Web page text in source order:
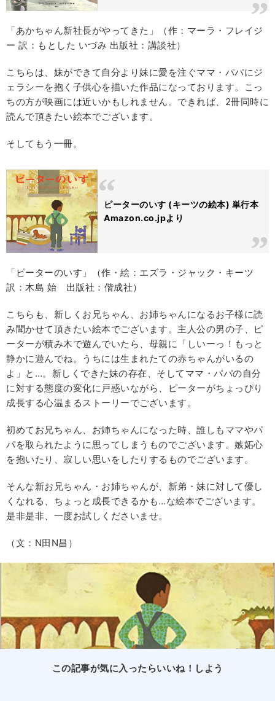
「あかちゃん新社長がやってきた」（作：マーラ・フレイジ
ー 訳：もとした いづみ 出版社：講談社）
こちらは、妹ができて自分より妹に愛を注ぐママ・パパにジ
ェラシーを抱く子供心を描いた作品になっております。こっ
ちの方が映画には近いかもしれません。できれば、2冊同時に
読んで頂きたい絵本でございます。
そしてもう一冊。
ピーターのいす (キーツの絵本) 単行本
Amazon.co.jpより
「ピーターのいす」（作・絵：エズラ・ジャック・キーツ
訳：木島 始 出版社：偕成社）
こちらも、新しくお兄ちゃん、お姉ちゃんになるお子様に読
み聞かせて頂きたい絵本でございます。主人公の男の子、ピ
ーターが積み木で遊んでいたら、母親に「しいーっ！もっと
静かに遊んでね。うちには生まれたての赤ちゃんがいるの
よ」と…。新しくできた妹の存在、そしてママ・パパの自分
に対する態度の変化に戸惑いながら、ピーターがちょっぴり
成長する心温まるストーリーでございます。
初めてお兄ちゃん、お姉ちゃんになった時、誰しもママやパ
パを取られたように思ってしまうものでございます。嫉妬心
を抱いたり、寂しい思いをしたりするものでございます。
そんな新お兄ちゃん・お姉ちゃんが、新弟・妹に対して優し
くなれる、ちょっと成長できるかも…な絵本でございます。
是非是非、一度お試しくださいませ。
（文：N田N昌）
この記事が気に入ったらいいね！しよう